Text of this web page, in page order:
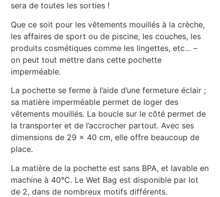
sera de toutes les sorties !
Que ce soit pour les vêtements mouillés à la crèche,
les affaires de sport ou de piscine, les couches, les
produits cosmétiques comme les lingettes, etc… –
on peut tout mettre dans cette pochette
imperméable.
La pochette se ferme à l’aide d’une fermeture éclair ;
sa matière imperméable permet de loger des
vêtements mouillés. La boucle sur le côté permet de
la transporter et de l’accrocher partout. Avec ses
dimensions de 29 x 40 cm, elle offre beaucoup de
place.
La matière de la pochette est sans BPA, et lavable en
machine à 40°C. Le Wet Bag est disponible par lot
de 2, dans de nombreux motifs différents.